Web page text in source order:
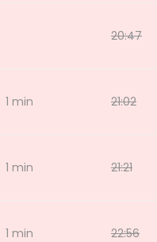
20:47
1 min 21:02
1 min 21:21
1 min 22:56